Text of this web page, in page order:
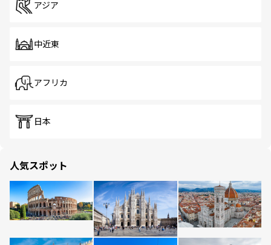
アジア
中近東
アフリカ
日本
人気スポット